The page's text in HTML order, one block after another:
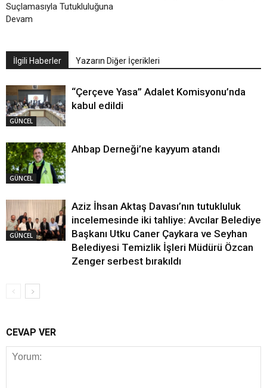
Suçlamasıyla Tutukluluğuna
Devam
İlgili Haberler Yazarın Diğer İçerikleri
GÜNCEL
“Çerçeve Yasa” Adalet Komisyonu’nda
kabul edildi
GÜNCEL
Ahbap Derneği’ne kayyum atandı
GÜNCEL
Aziz İhsan Aktaş Davası’nın tutukluluk
incelemesinde iki tahliye: Avcılar Belediye
Başkanı Utku Caner Çaykara ve Seyhan
Belediyesi Temizlik İşleri Müdürü Özcan
Zenger serbest bırakıldı
CEVAP VER